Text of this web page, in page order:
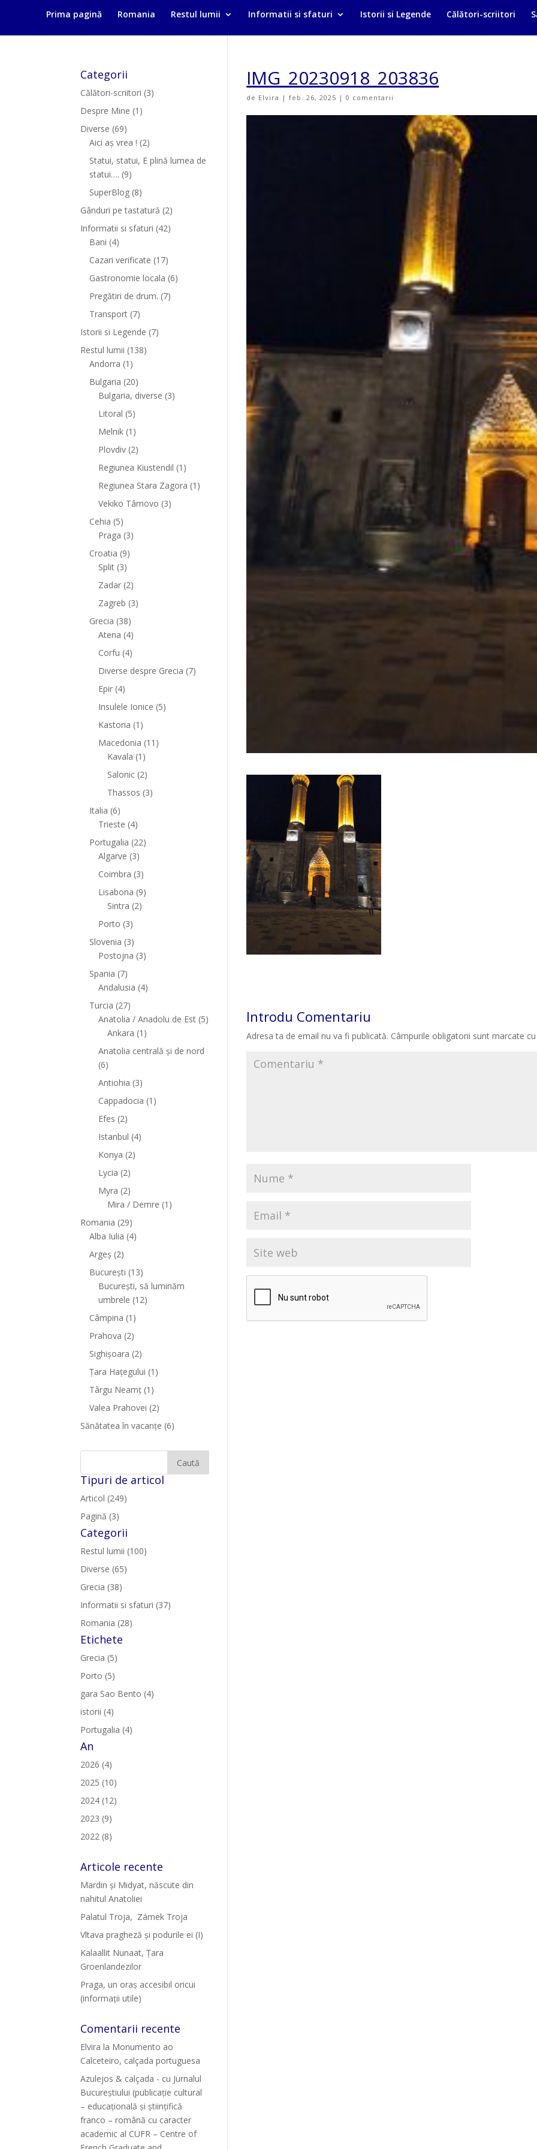
Prima pagină Romania Restul lumii Informatii si sfaturi Istorii si Legende Călători-scriitori
IMG_20230918_203836
de Elvira |feb. 26, 2025 |0 comentarii
Introdu Comentariu
Adresa ta de email nu va fi publicată. Câmpurile obligatorii sunt marcate
Categorii
Călători-scriitori (3)
Despre Mine (1)
Diverse (69)
Aici aș vrea ! (2)
Statui, statui, E plină lumea de
statui…. (9)
SuperBlog (8)
Gânduri pe tastatură (2)
Informatii si sfaturi (42)
Bani (4)
Cazari verificate (17)
Gastronomie locala (6)
Pregătiri de drum. (7)
Transport (7)
Istorii si Legende (7)
Restul lumii (138)
Andorra (1)
Bulgaria (20)
Bulgaria, diverse (3)
Litoral (5)
Melnik (1)
Plovdiv (2)
Regiunea Kiustendil (1)
Regiunea Stara Zagora (1)
Vekiko Târnovo (3)
Cehia (5)
Praga (3)
Croatia (9)
Split (3)
Zadar (2)
Zagreb (3)
Grecia (38)
Atena (4)
Corfu (4)
Diverse despre Grecia (7)
Epir (4)
Insulele Ionice (5)
Kastoria (1)
Macedonia (11)
Kavala (1)
Salonic (2)
Thassos (3)
Italia (6)
Trieste (4)
Portugalia (22)
Algarve (3)
Coimbra (3)
Lisabona (9)
Sintra (2)
Porto (3)
Slovenia (3)
Postojna (3)
Spania (7)
Andalusia (4)
Turcia (27)
Anatolia / Anadolu de Est (5)
Ankara (1)
Anatolia centrală și de nord
(6)
Antiohia (3)
Cappadocia (1)
Efes (2)
Istanbul (4)
Konya (2)
Lycia (2)
Myra (2)
Mira / Demre (1)
Romania (29)
Alba Iulia (4)
Argeș (2)
București (13)
București, să luminăm
umbrele (12)
Câmpina (1)
Prahova (2)
Sighişoara (2)
Țara Hațegului (1)
Târgu Neamţ (1)
Valea Prahovei (2)
Sănătatea în vacanțe (6)
Tipuri de articol
Articol (249)
Pagină (3)
Categorii
Restul lumii (100)
Diverse (65)
Grecia (38)
Informatii si sfaturi (37)
Romania (28)
Etichete
Grecia (5)
Porto (5)
gara Sao Bento (4)
istorii (4)
Portugalia (4)
An
2026 (4)
2025 (10)
2024 (12)
2023 (9)
2022 (8)
Articole recente
Mardin și Midyat, născute din
nahitul Anatoliei
Palatul Troja, Zámek Troja
Vltava pragheză și podurile ei (I)
Kalaallit Nunaat, Țara
Groenlandezilor
Praga, un oraș accesibil oricui
(informații utile)
Comentarii recente
Elvira la Monumento ao
Calceteiro, calçada portuguesa
Azulejos & calçada - cu Jurnalul
Bucureștiului (publicație cultural
– educațională și științifică
franco – română cu caracter
academic al CUFR – Centre of